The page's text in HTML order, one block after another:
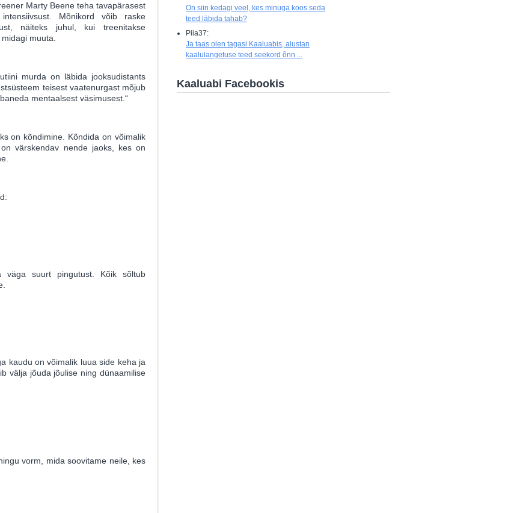
Marty Beene teha tavapärasest
Mõnikord võib raske
näiteks juhul, kui treenitakse
muuta.
murda on läbida jooksudistants
teisest vaatenurgast mõjub
mentaalsest väsimusest.“
on kõndimine. Kõndida on võimalik
värskendav nende jaoks, kes on
väga suurt pingutust. Kõik sõltub
kaudu on võimalik luua side keha ja
välja jõuda jõulise ning dünaamilise
vorm, mida soovitame neile, kes
On siin kedagi veel, kes minuga koos seda
teed läbida tahab?
Piia37:
Ja taas olen tagasi Kaaluabis, alustan
kaalulangetuse teed seekord õnn ...
Kaaluabi Facebookis